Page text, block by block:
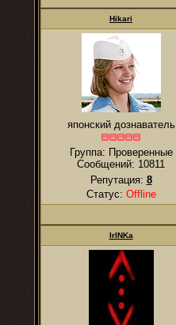
Hikari
японский дознаватель
Группа: Проверенные
Сообщений: 10811
Репутация: 8
Статус: Offline
IrINKa